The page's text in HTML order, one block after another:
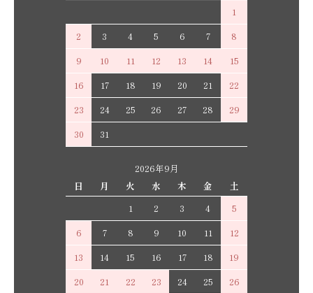
1
2
3 4 5 6 7
8
9
10 11 12 13 14
15
16
17 18 19 20 21
22
23
24 25 26 27 28
29
30
31
2026年9月
日
月 火 水 木 金
土
1
2 3 4
5
6
7 8 9 10 11
12
13
14 15 16 17 18
19
20
21 22 23 24 25
26